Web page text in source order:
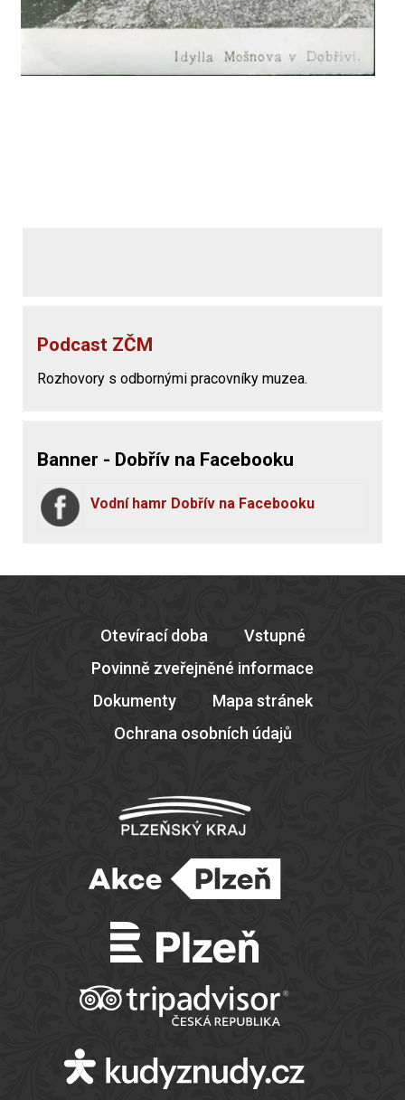
Podcast ZČM
Rozhovory s odbornými pracovníky muzea.
Banner - Dobřív na Facebooku
Vodní hamr Dobřív na Facebooku
Otevírací doba
Vstupné
Povinně zveřejněné informace
Dokumenty
Mapa stránek
Ochrana osobních údajů